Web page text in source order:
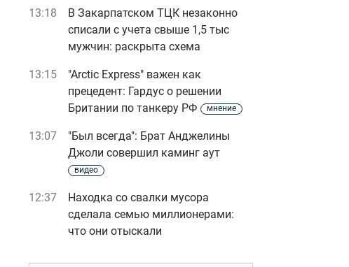
13:18
В Закарпатском ТЦК незаконно
списали с учета свыше 1,5 тыс
мужчин: раскрыта схема
13:15
"Arctic Express" важен как
прецедент: Гардус о решении
Британии по танкеру РФ
мнение
13:07
"Был всегда": Брат Анджелины
Джоли совершил каминг аут
видео
12:37
Находка со свалки мусора
сделала семью миллионерами:
что они отыскали